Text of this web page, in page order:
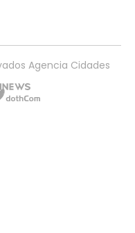
Agencia Cidades